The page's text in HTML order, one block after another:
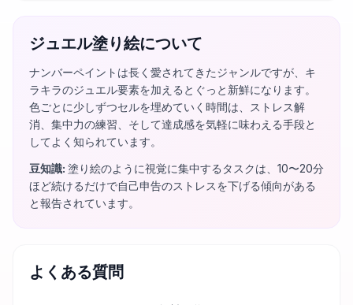
ジュエル塗り絵について
ナンバーペイントは長く愛されてきたジャンルですが、キ
ラキラのジュエル要素を加えるとぐっと新鮮になります。
色ごとに少しずつセルを埋めていく時間は、ストレス解
消、集中力の練習、そして達成感を気軽に味わえる手段と
してよく知られています。
豆知識: 塗り絵のように視覚に集中するタスクは、10〜20分
ほど続けるだけで自己申告のストレスを下げる傾向がある
と報告されています。
よくある質問